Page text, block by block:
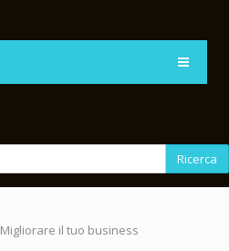
Ricerca
Migliorare il tuo business